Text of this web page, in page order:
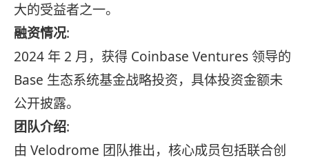
大的受益者之一。
融资情况:
2024 年 2 月，获得 Coinbase Ventures 领导的
Base 生态系统基金战略投资，具体投资金额未
公开披露。
团队介绍:
由 Velodrome 团队推出，核心成员包括联合创